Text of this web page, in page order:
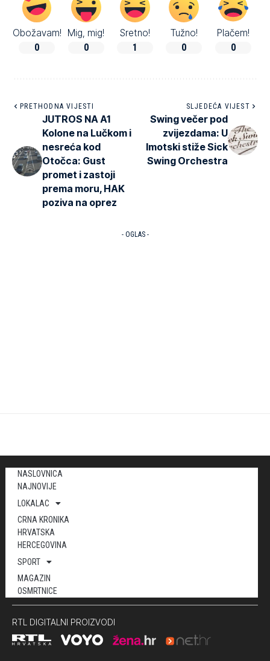
Obožavam!
0
Mig, mig!
0
Sretno!
1
Tužno!
0
Plačem!
0
PRETHODNA VIJESTI
JUTROS NA A1
Kolone na Lučkom i
nesreća kod
Otočca: Gust
promet i zastoji
prema moru, HAK
poziva na oprez
SLJEDEĆA VIJEST
Swing večer pod
zvijezdama: U
Imotski stiže Sick
Swing Orchestra
- OGLAS -
NASLOVNICA
NAJNOVIJE
LOKALAC
CRNA KRONIKA
HRVATSKA
HERCEGOVINA
SPORT
MAGAZIN
OSMRTNICE
RTL DIGITALNI PROIZVODI